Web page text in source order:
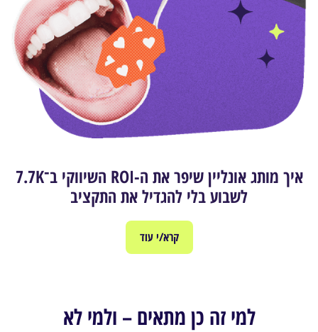
איך מותג אונליין שיפר את ה-ROI השיווקי ב־7.7K
לשבוע בלי להגדיל את התקציב
קרא/י עוד
למי זה כן מתאים – ולמי לא